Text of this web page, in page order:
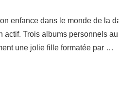
enfance dans le monde de la
actif. Trois albums personnels
une jolie fille formatée par …